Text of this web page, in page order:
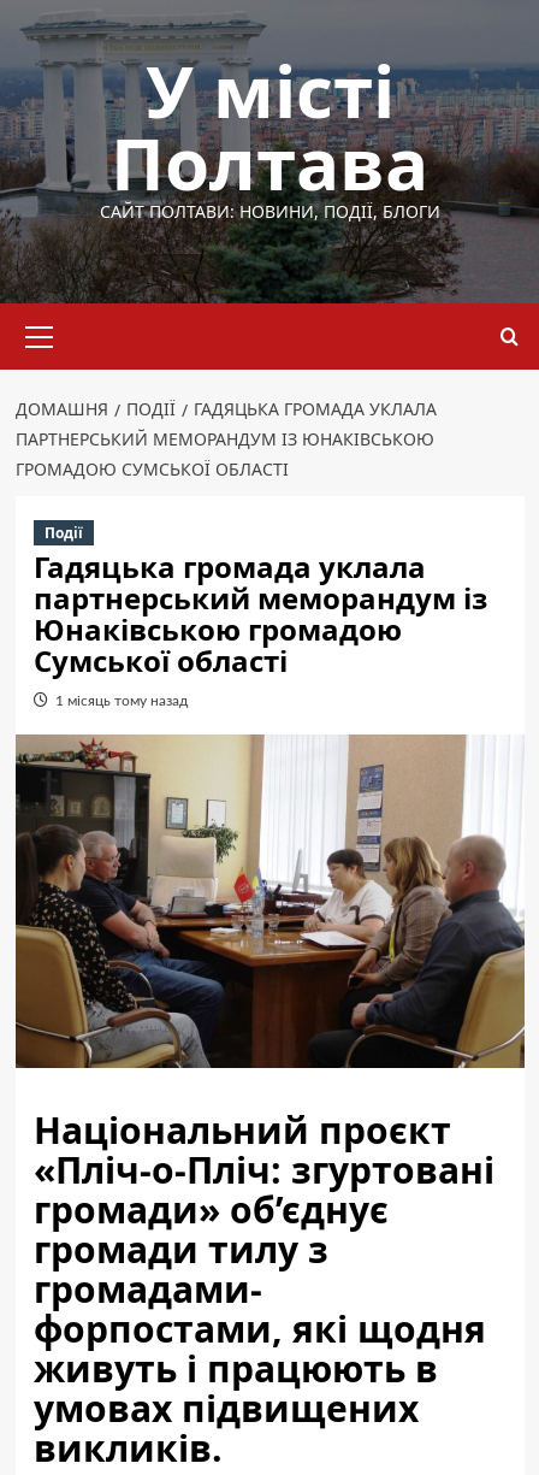
Перейти
вмісту
У місті
Полтава
САЙТ ПОЛТАВИ: НОВИНИ, ПОДІЇ, БЛОГИ
меню
ДОМАШНЯ ПОДІЇ
ГАДЯЦЬКА ГРОМАДА УКЛАЛА
ПАРТНЕРСЬКИЙ МЕМОРАНДУМ ІЗ ЮНАКІВСЬКОЮ
ГРОМАДОЮ СУМСЬКОЇ ОБЛАСТІ
Події
Гадяцька громада уклала
партнерський меморандум із
Юнаківською громадою
Сумської області
1 місяць тому назад
Національний проєкт
«Пліч-о-Пліч: згуртовані
громади» об’єднує
громади тилу з
громадами-
форпостами, які щодня
живуть і працюють в
умовах підвищених
викликів.